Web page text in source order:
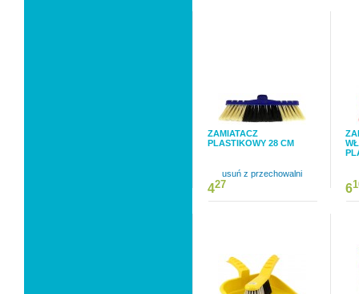
ZAMIATACZ
PLASTIKOWY 28 CM
usuń z przechowalni
427 6